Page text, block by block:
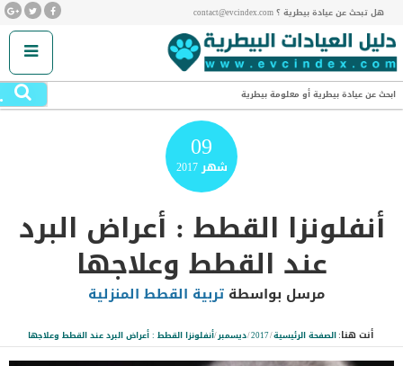
هل تبحث عن عيادة بيطرية ؟ contact@evcindex.com
ابحث عن عيادة بيطرية أو معلومة بيطرية
09
شهر2017
أنفلونزا القطط : أعراض البرد
عند القطط وعلاجها
مرسل بواسطةتربية القطط المنزلية
أنت هنا:الصفحة الرئيسية/
2017
/ديسمبر/أنفلونزا القطط : أعراض البرد عند القطط وعلاجها